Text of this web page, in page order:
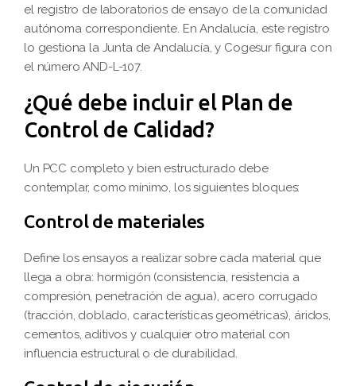
el registro de laboratorios de ensayo de la comunidad
autónoma correspondiente. En Andalucía, este registro
lo gestiona la Junta de Andalucía, y Cogesur figura con
el número AND-L-107.
¿Qué debe incluir el Plan de
Control de Calidad?
Un PCC completo y bien estructurado debe
contemplar, como mínimo, los siguientes bloques:
Control de materiales
Define los ensayos a realizar sobre cada material que
llega a obra: hormigón (consistencia, resistencia a
compresión, penetración de agua), acero corrugado
(tracción, doblado, características geométricas), áridos,
cementos, aditivos y cualquier otro material con
influencia estructural o de durabilidad.